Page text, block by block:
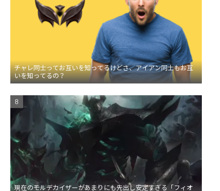
チャレ同士ってお互いを知ってるけどさ、アイアン同士もお互
いを知ってるの？
現在のモルデカイザーがあまりにも先出し安定すぎる「フィオ